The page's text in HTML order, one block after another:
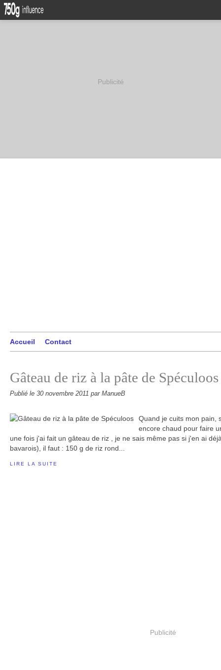
Publicité
Accueil Contact
Gâteau de riz à la pâte de Spéculoos
Publié le 30 novembre 2011 par ManueB
Quand je cuits mon pain,
encore chaud pour faire
une fois j'ai fait un gâteau de riz , je ne sais même pas si j'en ai
bavarois), il faut : 150 g de riz rond...
LIRE LA SUITE
Publicité